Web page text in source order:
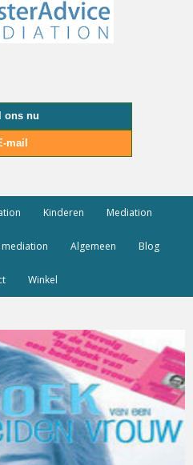
ons nu
mail
Kinderen Mediation
mediation Algemeen Blog
Winkel